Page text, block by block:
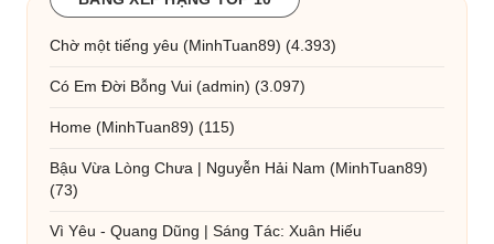
Chờ một tiếng yêu (MinhTuan89) (4.393)
Có Em Đời Bỗng Vui (admin) (3.097)
Home (MinhTuan89) (115)
Bậu Vừa Lòng Chưa | Nguyễn Hải Nam (MinhTuan89)
(73)
Vì Yêu - Quang Dũng | Sáng Tác: Xuân Hiếu